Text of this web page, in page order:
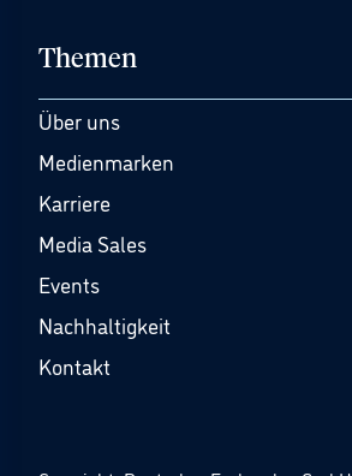
Themen
Über uns
Medienmarken
Karriere
Media Sales
Events
Nachhaltigkeit
Kontakt